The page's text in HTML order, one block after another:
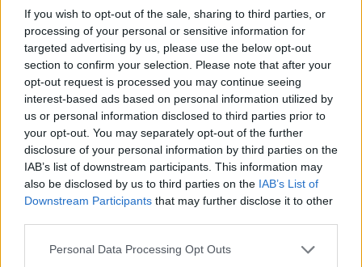
If you wish to opt-out of the sale, sharing to third parties, or
processing of your personal or sensitive information for
targeted advertising by us, please use the below opt-out
section to confirm your selection. Please note that after your
opt-out request is processed you may continue seeing
interest-based ads based on personal information utilized by
us or personal information disclosed to third parties prior to
your opt-out. You may separately opt-out of the further
disclosure of your personal information by third parties on the
IAB’s list of downstream participants. This information may
also be disclosed by us to third parties on the IAB’s List of
Downstream Participants that may further disclose it to other
Personal Data Processing Opt Outs
Botox & Υαλουρονικό Οξύ: Hands-On
Workshop από την Cosmetic Derma
Medicine